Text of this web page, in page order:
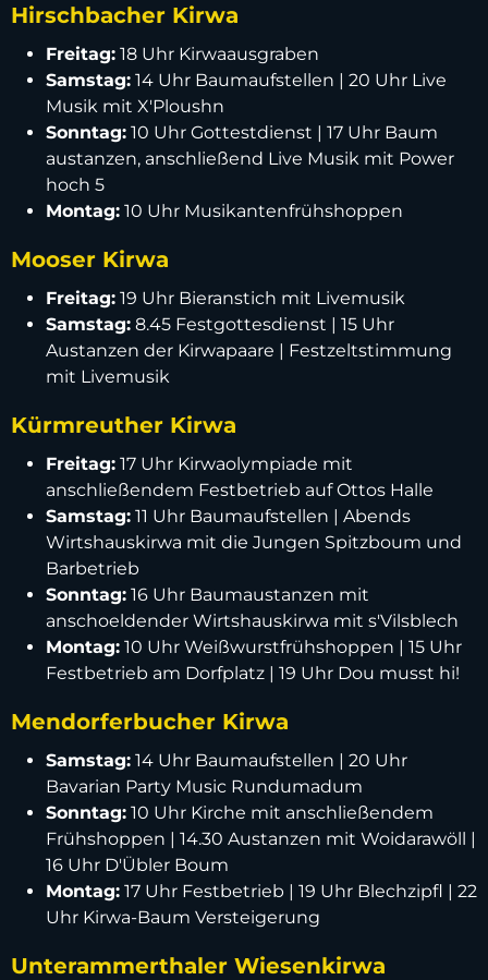
Hirschbacher Kirwa
Freitag: 18 Uhr Kirwaausgraben
Samstag: 14 Uhr Baumaufstellen | 20 Uhr Live
Musik mit X'Ploushn
Sonntag: 10 Uhr Gottestdienst | 17 Uhr Baum
austanzen, anschließend Live Musik mit Power
hoch 5
Montag: 10 Uhr Musikantenfrühshoppen
Mooser Kirwa
Freitag: 19 Uhr Bieranstich mit Livemusik
Samstag: 8.45 Festgottesdienst | 15 Uhr
Austanzen der Kirwapaare | Festzeltstimmung
mit Livemusik
Kürmreuther Kirwa
Freitag: 17 Uhr Kirwaolympiade mit
anschließendem Festbetrieb auf Ottos Halle
Samstag: 11 Uhr Baumaufstellen | Abends
Wirtshauskirwa mit die Jungen Spitzboum und
Barbetrieb
Sonntag: 16 Uhr Baumaustanzen mit
anschoeldender Wirtshauskirwa mit s'Vilsblech
Montag: 10 Uhr Weißwurstfrühshoppen | 15 Uhr
Festbetrieb am Dorfplatz | 19 Uhr Dou musst hi!
Mendorferbucher Kirwa
Samstag: 14 Uhr Baumaufstellen | 20 Uhr
Bavarian Party Music Rundumadum
Sonntag: 10 Uhr Kirche mit anschließendem
Frühshoppen | 14.30 Austanzen mit Woidarawöll |
16 Uhr D'Übler Boum
Montag: 17 Uhr Festbetrieb | 19 Uhr Blechzipfl | 22
Uhr Kirwa-Baum Versteigerung
Unterammerthaler Wiesenkirwa